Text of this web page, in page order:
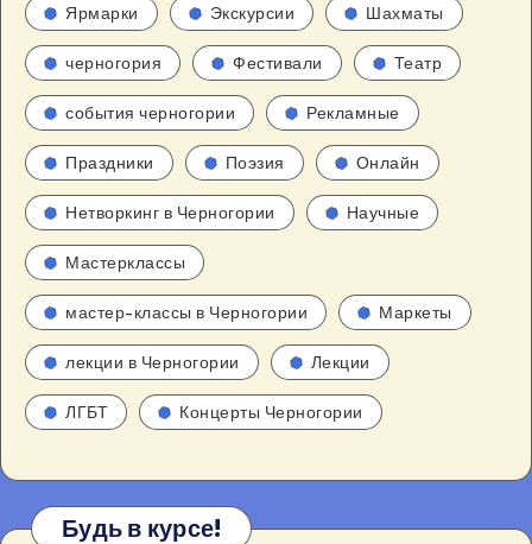
Ярмарки Экскурсии Шахматы
черногория Фестивали Театр
события черногории Рекламные
Праздники Поэзия Онлайн
Нетворкинг в Черногории Научные
Мастерклассы
мастер-классы в Черногории Маркеты
лекции в Черногории Лекции
ЛГБТ Концерты Черногории
Будь в курсе!